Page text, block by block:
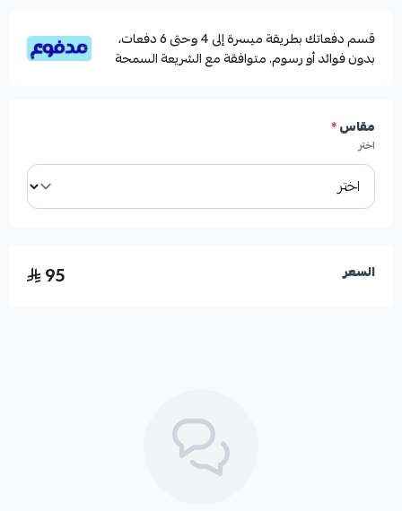
قسم دفعاتك بطريقة ميسرة إلى 4 وحتى 6 دفعات،
بدون فوائد أو رسوم. متوافقة مع الشريعة السمحة
مقاس*
اختر
السعر 95